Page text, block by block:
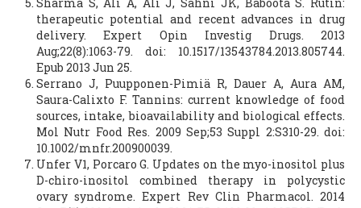
therapeutic potential and recent advances in drug
delivery. Expert Opin Investig Drugs. 2013
Aug;22(8):1063-79. doi: 10.1517/13543784.2013.805744.
Epub 2013 Jun 25.
Serrano J, Puupponen-Pimiä R, Dauer A, Aura AM,
Saura-Calixto F. Tannins: current knowledge of food
sources, intake, bioavailability and biological effects.
Mol Nutr Food Res. 2009 Sep;53 Suppl 2:S310-29. doi:
10.1002/mnfr.200900039.
Unfer V1, Porcaro G. Updates on the myo-inositol plus
D-chiro-inositol combined therapy in polycystic
ovary syndrome. Expert Rev Clin Pharmacol. 2014